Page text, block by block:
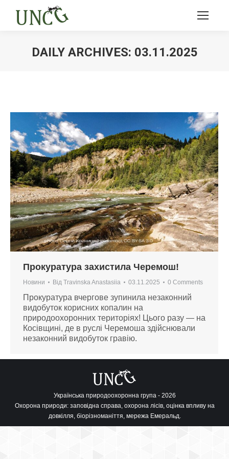
DAILY ARCHIVES: 03.11.2025
Прокуратура захистила Черемош!
Новини Від Travinska Anastasiia 03.11.2025 0 Comments
Прокуратура вчергове зупинила незаконний
видобуток корисних копалин на
природоохоронних територіях! Цього разу — на
Косівщині, де в руслі Черемоша здійснювали
незаконний видобуток гравію.
Українська природоохоронна група - 2026
Охорона природи: заповідна справа, охорона лісів, оцінка впливу на
довкілля, біорізноманіття, мережа Емеральд.